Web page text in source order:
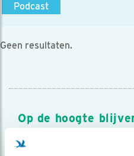
Podcast
Geen resultaten.
Op de hoogte
Meld je aan en ontvang
over vogels en activiteiten